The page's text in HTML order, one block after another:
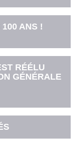
ANS !
RÉÉLU
GÉNÉRALE